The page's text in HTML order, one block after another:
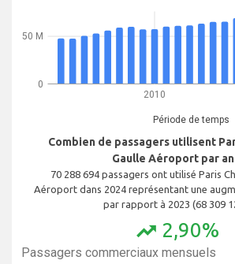
2010
Période de temps
0
50 M
Combien de passagers utilisent
Gaulle Aéroport par an
70 288 694 passagers ont utilisé Paris
Aéroport dans 2024 représentant une
par rapport à 2023 (68 309
trending_up 2,90%
Passagers commerciaux mensuels